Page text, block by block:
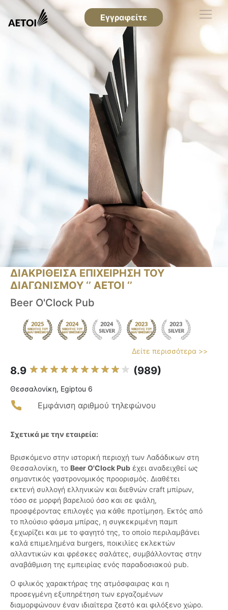
Εγγραφείτε
ΔΙΑΚΡΙΘΕΙΣΑ ΕΠΙΧΕΙΡΗΣΗ ΤΟΥ
ΔΙΑΓΩΝΙΣΜΟΥ ‘’ ΑΕΤΟΙ ‘’
Beer O'Clock Pub
Δείτε περισσότερα >>
8.9 (989)
Θεσσαλονίκη, Egiptou 6
Εμφάνιση αριθμού τηλεφώνου
Σχετικά με την εταιρεία:
Βρισκόμενο στην ιστορική περιοχή των Λαδάδικων στη
Θεσσαλονίκη, το Beer O'Clock Pub έχει αναδειχθεί ως
σημαντικός γαστρονομικός προορισμός. Διαθέτει
εκτενή συλλογή ελληνικών και διεθνών craft μπίρων,
τόσο σε μορφή βαρελιού όσο και σε φιάλη,
προσφέροντας επιλογές για κάθε προτίμηση. Εκτός από
το πλούσιο φάσμα μπίρας, η συγκεκριμένη παμπ
ξεχωρίζει και με το φαγητό της, το οποίο περιλαμβάνει
καλά επιμελημένα burgers, ποικιλίες εκλεκτών
αλλαντικών και φρέσκες σαλάτες, συμβάλλοντας στην
αναβάθμιση της εμπειρίας ενός παραδοσιακού pub.
Ο φιλικός χαρακτήρας της ατμόσφαιρας και η
προσεγμένη εξυπηρέτηση των εργαζομένων
διαμορφώνουν έναν ιδιαίτερα ζεστό και φιλόξενο χώρο.